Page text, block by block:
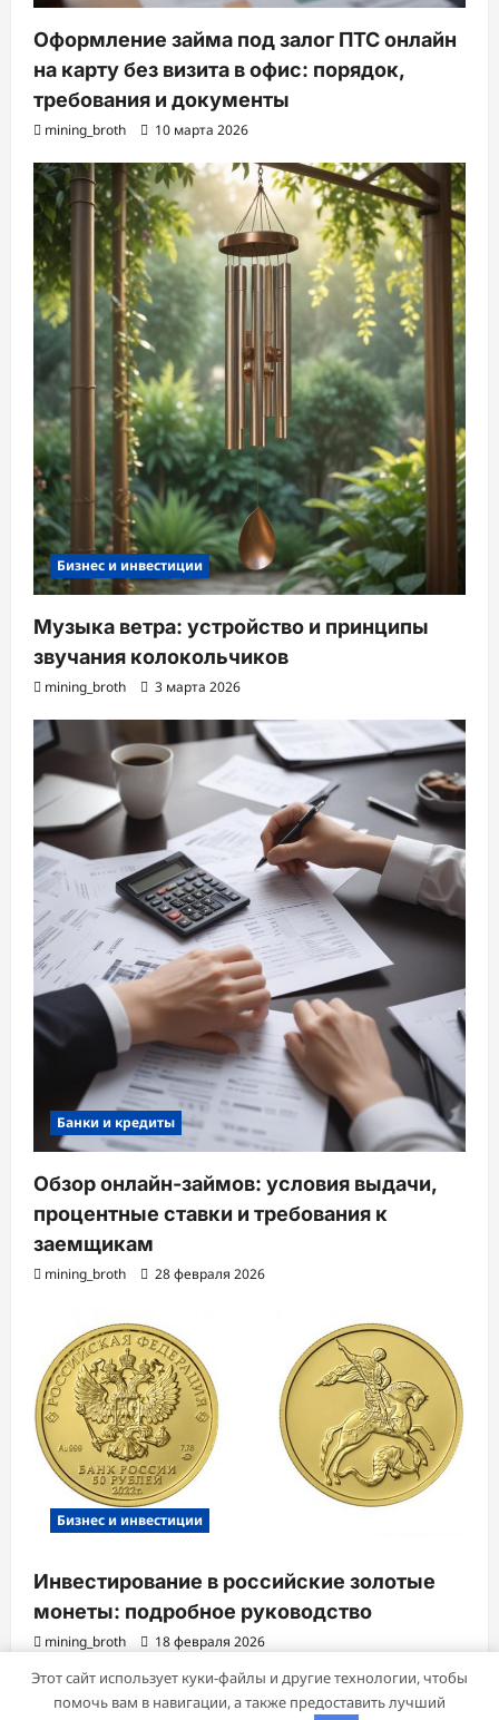
Оформление займа под залог ПТС онлайн
на карту без визита в офис: порядок,
требования и документы
mining_broth 10 марта 2026
Бизнес и инвестиции
Музыка ветра: устройство и принципы
звучания колокольчиков
mining_broth 3 марта 2026
Банки и кредиты
Обзор онлайн-займов: условия выдачи,
процентные ставки и требования к
заемщикам
mining_broth 28 февраля 2026
Бизнес и инвестиции
Инвестирование в российские золотые
монеты: подробное руководство
mining_broth 18 февраля 2026
Этот сайт использует куки-файлы и другие технологии, чтобы
помочь вам в навигации, а также предоставить лучший